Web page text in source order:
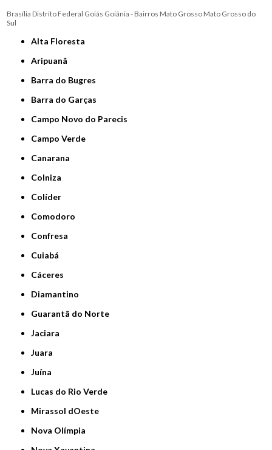
Brasília Distrito Federal Goiás Goiânia - Bairros Mato Grosso Mato Grosso do
Sul
Alta Floresta
Aripuanã
Barra do Bugres
Barra do Garças
Campo Novo do Parecis
Campo Verde
Canarana
Colniza
Colíder
Comodoro
Confresa
Cuiabá
Cáceres
Diamantino
Guarantã do Norte
Jaciara
Juara
Juína
Lucas do Rio Verde
Mirassol dOeste
Nova Olímpia